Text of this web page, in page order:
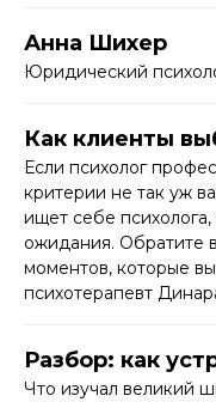
Анна Шихер
Юридический
Как клиенты
Если психолог
критерии не так уж
ищет себе
ожидания. Обратите
моментов, которые
психотерапевт
Разбор: как
Что изучал великий